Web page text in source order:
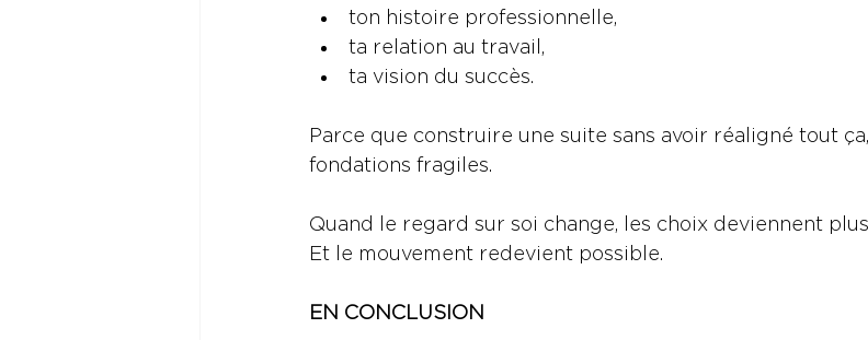
ton histoire professionnelle,
ta relation au travail,
ta vision du succès.
Parce que construire une suite sans avoir réaligné tout
fondations fragiles.
Quand le regard sur soi change, les choix deviennent
Et le mouvement redevient possible.
EN CONCLUSION